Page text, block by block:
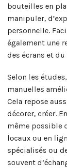
bouteilles en
manipuler,
personnelle.
également une
des écrans et
Selon les
manuelles
Cela repose
décorer, créer.
même possible
locaux ou en
spécialisés ou
souvent